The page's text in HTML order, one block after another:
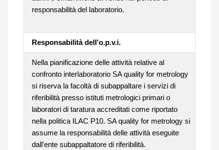
responsabilità del laboratorio.
Responsabilità dell'o.p.v.i.
Nella pianificazione delle attività relative al
confronto interlaboratorio SA quality for metrology
si riserva la facoltà di subappaltare i servizi di
riferibilità presso istituti metrologici primari o
laboratori di taratura accreditati come riportato
nella politica ILAC P10. SA quality for metrology si
assume la responsabilità delle attività eseguite
dall'ente subappaltatore di riferibilità.